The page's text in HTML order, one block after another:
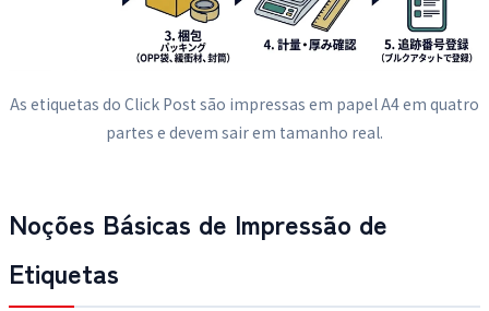
As etiquetas do Click Post são impressas em papel A4 em quatro
partes e devem sair em tamanho real.
Noções Básicas de Impressão de
Etiquetas